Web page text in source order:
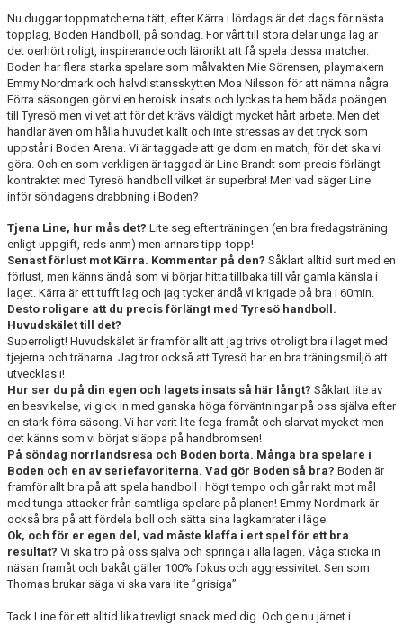
Nu duggar toppmatcherna tätt, efter Kärra i lördags är det dags för nästa
topplag, Boden Handboll, på söndag. För vårt till stora delar unga lag är
det oerhört roligt, inspirerande och lärorikt att få spela dessa matcher.
Boden har flera starka spelare som målvakten Mie Sörensen, playmakern
Emmy Nordmark och halvdistansskytten Moa Nilsson för att nämna några.
Förra säsongen gör vi en heroisk insats och lyckas ta hem båda poängen
till Tyresö men vi vet att för det krävs väldigt mycket hårt arbete. Men det
handlar även om hålla huvudet kallt och inte stressas av det tryck som
uppstår i Boden Arena. Vi är taggade att ge dom en match, för det ska vi
göra. Och en som verkligen är taggad är Line Brandt som precis förlängt
kontraktet med Tyresö handboll vilket är superbra! Men vad säger Line
inför söndagens drabbning i Boden?
Tjena Line, hur mås det? Lite seg efter träningen (en bra fredagsträning
enligt uppgift, reds anm) men annars tipp-topp!
Senast förlust mot Kärra. Kommentar på den? Såklart alltid surt med en
förlust, men känns ändå som vi börjar hitta tillbaka till vår gamla känsla i
laget. Kärra är ett tufft lag och jag tycker ändå vi krigade på bra i 60min.
Desto roligare att du precis förlängt med Tyresö handboll.
Huvudskälet till det?
Superroligt! Huvudskälet är framför allt att jag trivs otroligt bra i laget med
tjejerna och tränarna. Jag tror också att Tyresö har en bra träningsmiljö att
utvecklas i!
Hur ser du på din egen och lagets insats så här långt? Såklart lite av
en besvikelse, vi gick in med ganska höga förväntningar på oss själva efter
en stark förra säsong. Vi har varit lite fega framåt och slarvat mycket men
det känns som vi börjat släppa på handbromsen!
På söndag norrlandsresa och Boden borta. Många bra spelare i
Boden och en av seriefavoriterna. Vad gör Boden så bra? Boden är
framför allt bra på att spela handboll i högt tempo och går rakt mot mål
med tunga attacker från samtliga spelare på planen! Emmy Nordmark är
också bra på att fördela boll och sätta sina lagkamrater i läge.
Ok, och för er egen del, vad måste klaffa i ert spel för ett bra
resultat? Vi ska tro på oss själva och springa i alla lägen. Våga sticka in
näsan framåt och bakåt gäller 100% fokus och aggressivitet. Sen som
Thomas brukar säga vi ska vara lite ”grisiga”
Tack Line för ett alltid lika trevligt snack med dig. Och ge nu järnet i